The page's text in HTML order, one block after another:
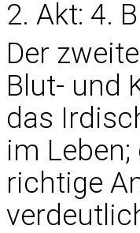
2. Akt: 4.
Der
Blut- und
das
im
richtige